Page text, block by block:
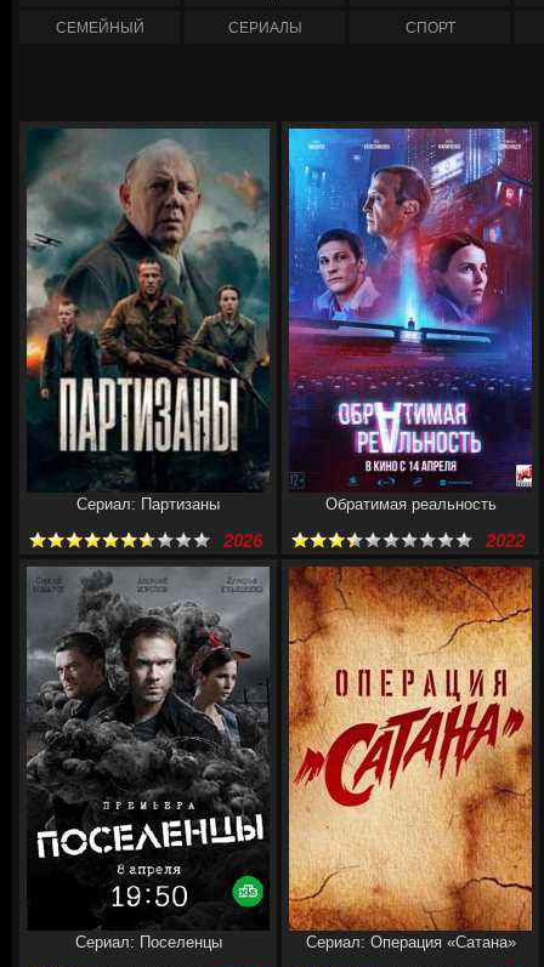
СЕМЕЙНЫЙ СЕРИАЛЫ СПОРТ
Сериал: Партизаны
2026
Обратимая реальность
2022
Сериал: Поселенцы Сериал: Операция «Сатана»